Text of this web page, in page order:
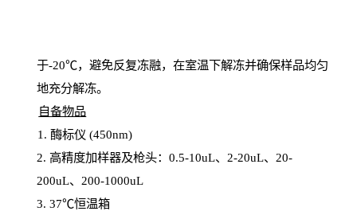
于-20℃，避免反复冻融，在室温下解冻并确保样品均匀
地充分解冻。
自备物品
1 . 酶标仪 (450nm)
2. 高精度加样器及枪头： 0.5-10uL、 2-20uL、 20-
200uL、 200-1000uL
3. 37℃恒温箱